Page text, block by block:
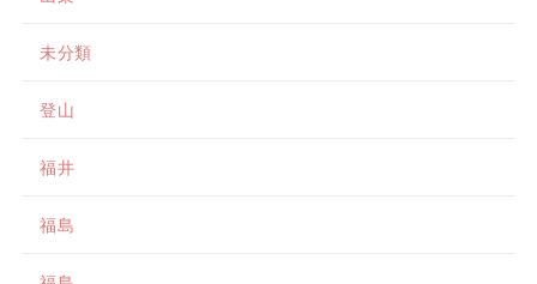
未分類
登山
福井
福島